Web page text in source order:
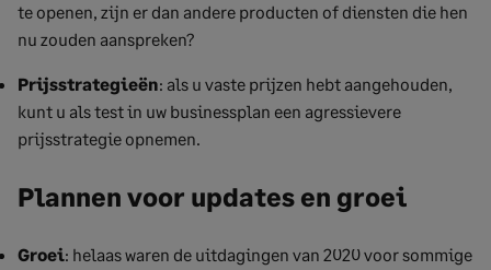
te openen, zijn er dan andere producten of diensten die hen
nu zouden aanspreken?
Prijsstrategieën: als u vaste prijzen hebt aangehouden,
kunt u als test in uw businessplan een agressievere
prijsstrategie opnemen.
Plannen voor updates en groei
Groei: helaas waren de uitdagingen van 2020 voor sommige